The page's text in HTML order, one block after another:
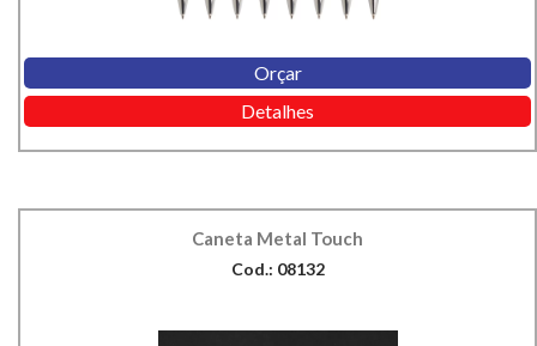
Orçar
Detalhes
Caneta Metal Touch
Cod.: 08132